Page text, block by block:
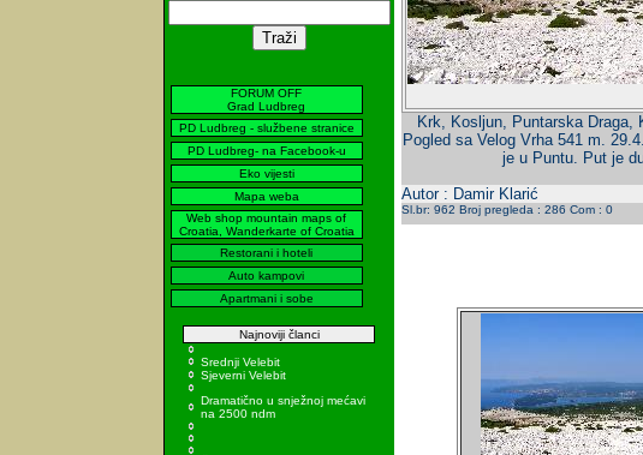
FORUM OFF
Grad Ludbreg
PD Ludbreg - službene stranice
PD Ludbreg- na Facebook-u
Eko vijesti
Mapa weba
Web shop mountain maps of
Croatia, Wanderkarte of Croatia
Restorani i hoteli
Auto kampovi
Apartmani i sobe
Najnoviji članci
Srednji Velebit
Sjeverni Velebit
Dramatično u snježnoj mećavi
na 2500 ndm
Krk, Kosljun, Puntarska Draga,
Pogled sa Velog Vrha 541 m.
je u Puntu. Put je
Autor : Damir Klarić
Sl.br: 962 Broj pregleda : 286 Com : 0